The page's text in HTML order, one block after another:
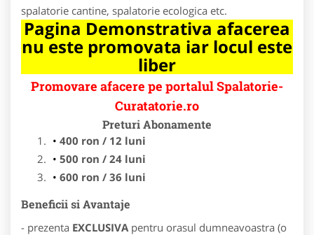
spalatorie cantine, spalatorie ecologica etc.
Pagina Demonstrativa afacerea
nu este promovata iar locul este
liber
Promovare afacere pe portalul Spalatorie-
Curatatorie.ro
Preturi Abonamente
400 ron / 12 luni
500 ron / 24 luni
600 ron / 36 luni
Beneficii si Avantaje
- prezenta EXCLUSIVA pentru orasul dumneavoastra (o